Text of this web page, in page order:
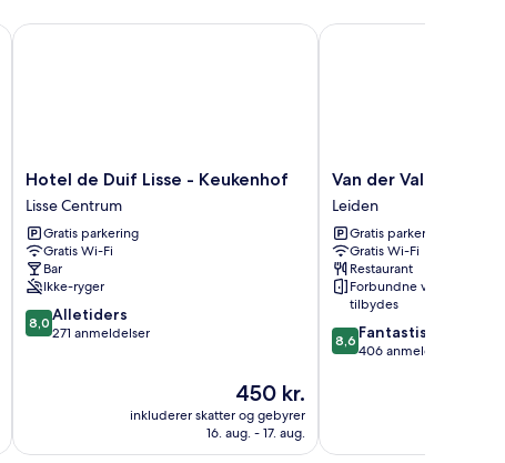
Hotel
de
Duif
Lisse
-
Keukenhof
Lisse
Centrum
Hotel de Duif Lisse - Keukenhof
Lisse Centrum
Gratis parkering
Gratis Wi-Fi
Bar
Ikke-ryger
8.0
ud
8,0 Alletiders
271 anmeldelser
Prisen
er
450 kr.
450 kr.
inkluderer skatter og gebyrer
16. aug. - 17. aug.
Hotel de Duif Lisse - Keukenhof
Van
der
Valk
Hotel
Leiden
Leiden
Van der Valk Hotel
Leiden
Gratis parkering
Gratis Wi-Fi
Restaurant
Forbundne værelser
tilbydes
8.6
ud
anmeldelser
8,6 Fantastisk
406 anmeldelser
Van der Valk Hotel